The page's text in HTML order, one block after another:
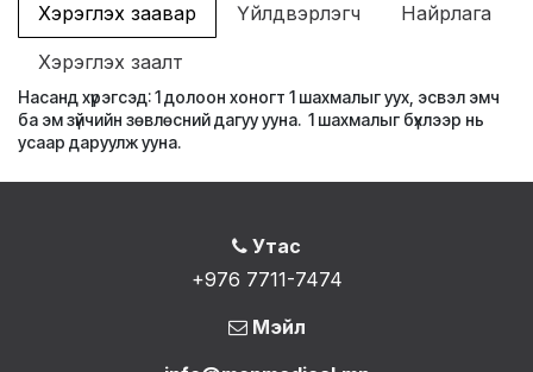
Хэрэглэх заавар Үйлдвэрлэгч Найрлага
Хэрэглэх заалт
Насанд хүрэгсэд: 1 долоон хоногт 1 шахмалыг уух, эсвэл эмч
ба эм зүйчийн зөвлөсний дагуу ууна. 1 шахмалыг бүхлээр нь
усаар даруулж ууна.
Утас
+976 7711-7474
Мэйл